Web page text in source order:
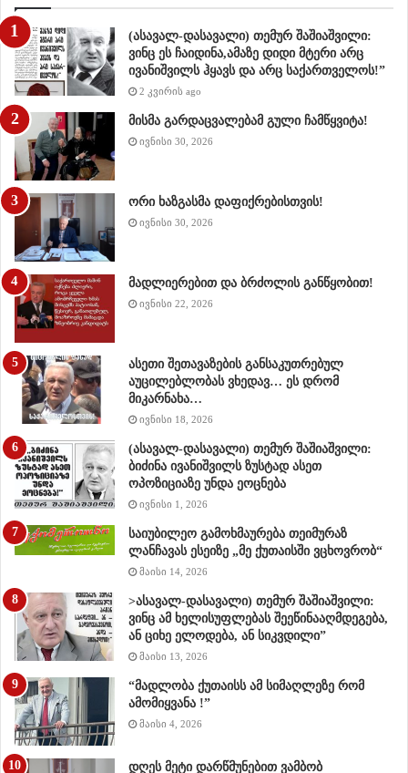
(ასავალ-დასავალი) თემურ შაშიაშვილი:
ვინც ეს ჩაიდინა,ამაზე დიდი მტერი არც
ივანიშვილს ჰყავს და არც საქართველოს!”
2 კვირის ago
მისმა გარდაცვალებამ გული ჩამწყვიტა!
ივნისი 30, 2026
ორი ხაზგასმა დაფიქრებისთვის!
ივნისი 30, 2026
მადლიერებით და ბრძოლის განწყობით!
ივნისი 22, 2026
ასეთი შეთავაზების განსაკუთრებულ
აუცილებლობას ვხედავ… ეს დრომ
მიკარნახა…
ივნისი 18, 2026
(ასავალ-დასავალი) თემურ შაშიაშვილი:
ბიძინა ივანიშვილს ზუსტად ასეთ
ოპოზიციაზე უნდა ეოცნება
ივნისი 1, 2026
საიუბილეო გამოხმაურება თეიმურაზ
ლანჩავას ესეიზე „მე ქუთაისში ვცხოვრობ“
მაისი 14, 2026
>ასავალ-დასავალი) თემურ შაშიაშვილი:
ვინც ამ ხელისუფლებას შეეწინააღმდეგება,
ან ციხე ელოდება, ან სიკვდილი”
მაისი 13, 2026
“მადლობა ქუთაისს ამ სიმაღლეზე რომ
ამომიყვანა !”
მაისი 4, 2026
დღეს მეტი დარწმუნებით ვამბობ